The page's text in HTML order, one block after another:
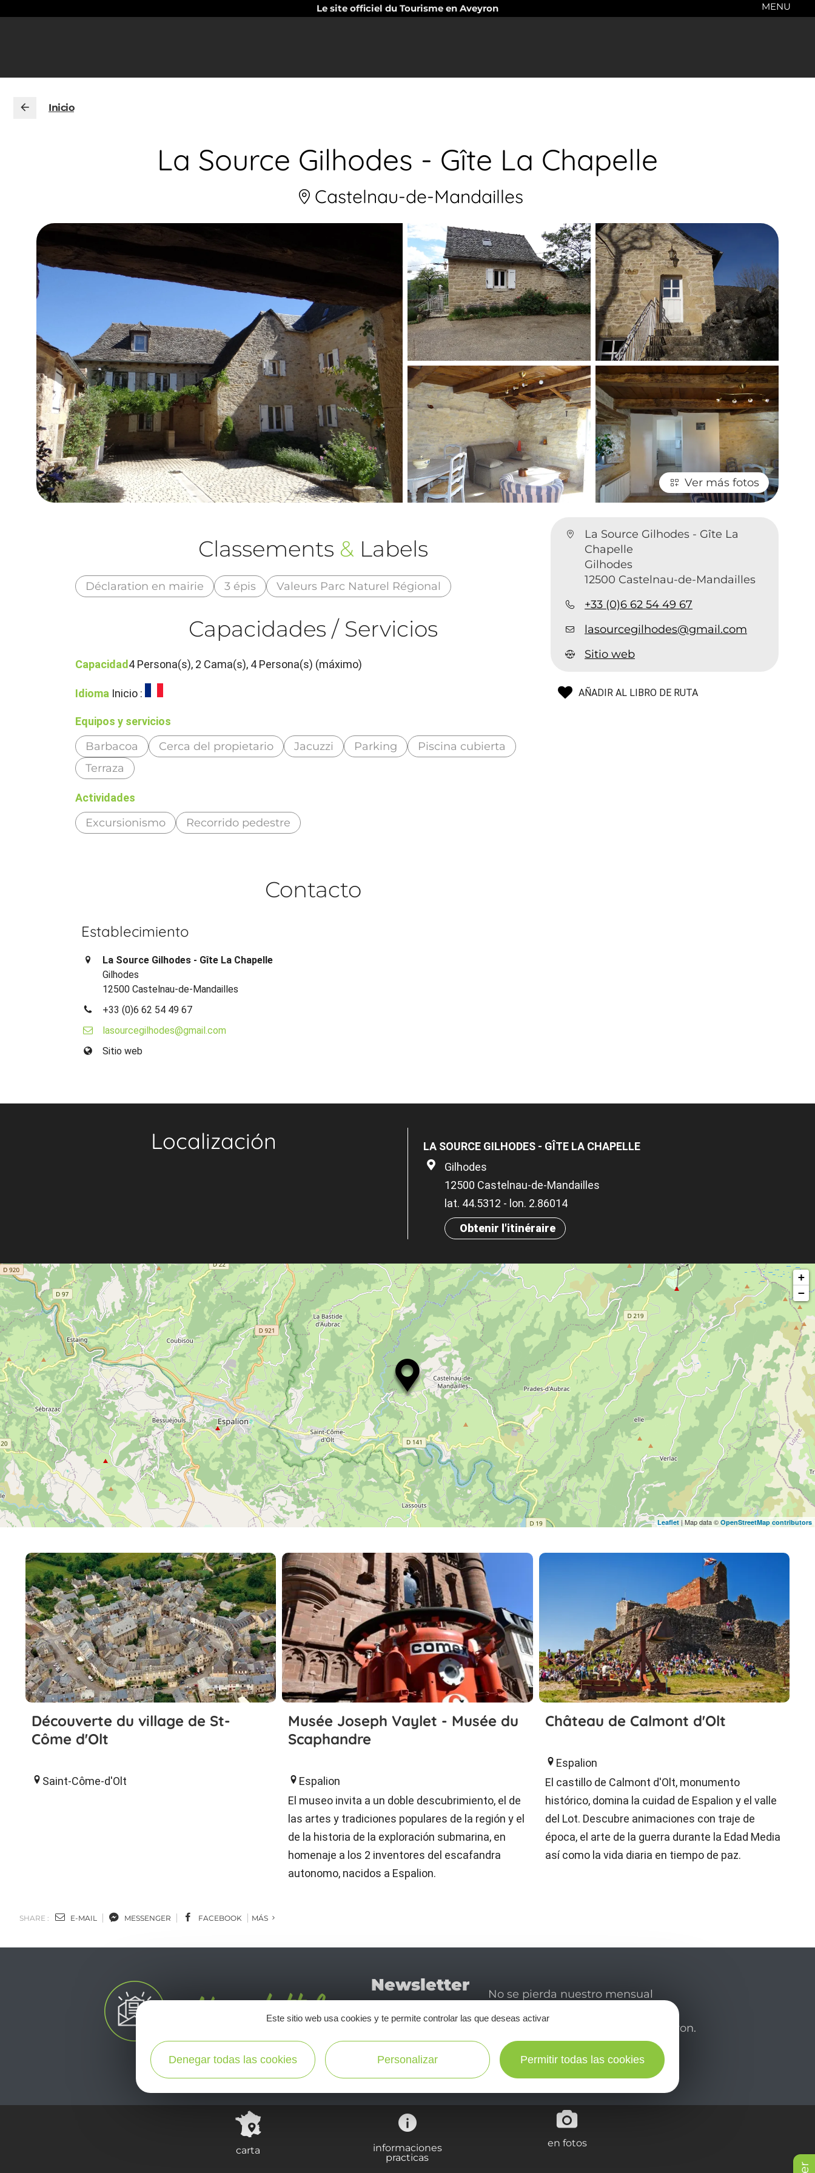
Le site officiel du Tourisme en Aveyron MENU
Inicio
La Source Gilhodes - Gîte La Chapelle
Castelnau-de-Mandailles
Ver más fotos
La Source Gilhodes - Gîte La
Chapelle
Gilhodes
12500 Castelnau-de-Mandailles
+33 (0)6 62 54 49 67
lasourcegilhodes@gmail.com
Sitio web
AÑADIR AL LIBRO DE RUTA
Classements & Labels
Déclaration en mairie 3 épis Valeurs Parc Naturel Régional
Capacidades / Servicios
Capacidad 4 Persona(s), 2 Cama(s), 4 Persona(s) (máximo)
Idioma Inicio :
Equipos y servicios
Barbacoa Cerca del propietario Jacuzzi Parking
Piscina cubierta
Terraza
Actividades
Excursionismo Recorrido pedestre
Contacto
Establecimiento
La Source Gilhodes - Gîte La Chapelle
Gilhodes
12500 Castelnau-de-Mandailles
+33 (0)6 62 54 49 67
lasourcegilhodes@gmail.com
Sitio web
Localización
LA SOURCE GILHODES - GÎTE LA CHAPELLE
Gilhodes
12500 Castelnau-de-Mandailles
lat. 44.5312 - lon. 2.86014
Obtenir l'itinéraire
+
−
Leaflet | Map data © OpenStreetMap contributors
Découverte du village de St-
Côme d'Olt
Saint-Côme-d'Olt
Musée Joseph Vaylet - Musée du
Scaphandre
Espalion
El museo invita a un doble descubrimiento, el de
las artes y tradiciones populares de la región y el
de la historia de la exploración submarina, en
homenaje a los 2 inventores del escafandra
autonomo, nacidos a Espalion.
Château de Calmont d'Olt
Espalion
El castillo de Calmont d'Olt, monumento
histórico, domina la cuidad de Espalion y el valle
del Lot. Descubre animaciones con traje de
época, el arte de la guerra durante la Edad Media
así como la vida diaria en tiempo de paz.
SHARE : E-MAIL MESSENGER FACEBOOK MÁS
Newsletter
Tourismo
en Aveyron
No se pierda nuestro mensual
newsletter y déjese inspirar para
disfrutar de su estancia en el Aveyron.
¡SUSCRÍBASE A NUESTRO NEWSLETTER AQUÍ!
carta
informaciones
practicas
en fotos
Este sitio web usa cookies y te permite controlar las que deseas activar
Denegar todas las cookies Personalizar Permitir todas las cookies